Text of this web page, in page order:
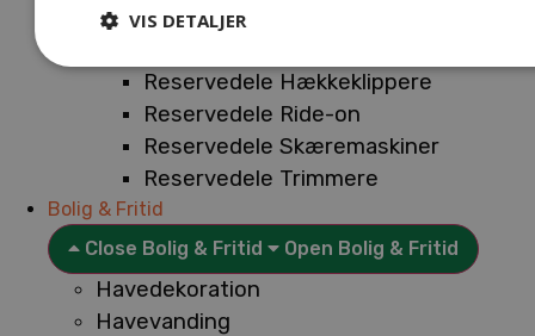
Reservedele Plæneklippere
Reservedele Hækkeklippere
Reservedele Ride-on
Reservedele Skæremaskiner
Reservedele Trimmere
Bolig & Fritid
Close Bolig & Fritid
Open Bolig & Fritid
Havedekoration
Havevanding
VIS DETALJER